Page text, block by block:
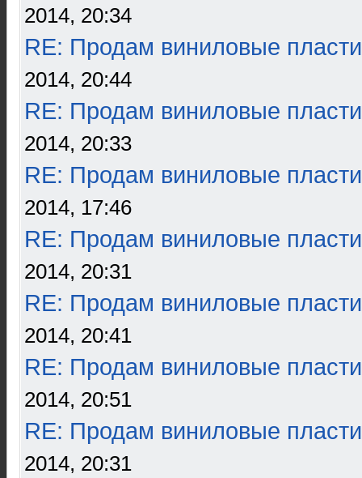
2014, 20:34
RE: Продам виниловые
2014, 20:44
RE: Продам виниловые
2014, 20:33
RE: Продам виниловые
2014, 17:46
RE: Продам виниловые
2014, 20:31
RE: Продам виниловые
2014, 20:41
RE: Продам виниловые
2014, 20:51
RE: Продам виниловые
2014, 20:31